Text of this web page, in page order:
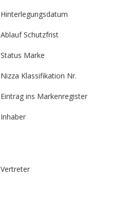
Hinterlegungs­datum
Ablauf Schutzfrist
Status Marke
Nizza Klassifikation Nr.
Eintrag ins Markenregister
Inhaber
Vertreter